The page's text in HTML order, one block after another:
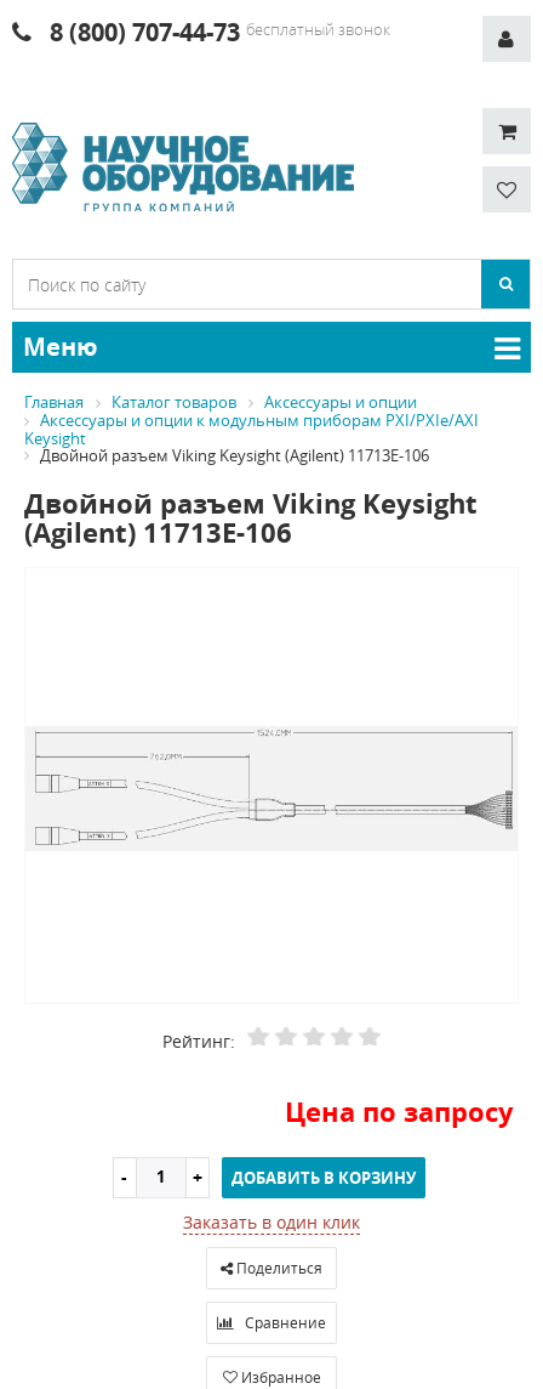
8 (800) 707-44-73 бесплатный звонок
Меню
Главная Каталог товаров
Аксессуары и опции
Аксессуары и опции к модульным приборам PXI/PXIe/AXI
Keysight
Двойной разъем Viking Keysight (Agilent) 11713E-106
Двойной разъем Viking Keysight
(Agilent) 11713E-106
Рейтинг:
Цена по запросу
ДОБАВИТЬ В КОРЗИНУ
Заказать в один клик
Поделиться
Сравнение
Избранное